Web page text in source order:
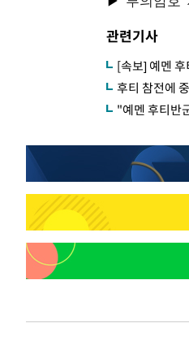
관련기사
[속보] 예멘
후티 참전에
"예멘 후티반